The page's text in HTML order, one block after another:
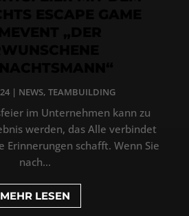
| NEWS, TEAMBUILDING
im Unternehmen kann zu
werden, das Alle verbindet
Erinnerungen schafft. Wenn Sie
nach...
MEHR LESEN